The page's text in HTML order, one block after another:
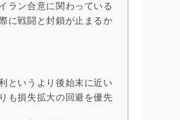
ラン合意に関わっている
に戦闘と封鎖が止まるか
というより後始末に近い
も損失拡大の回避を優先